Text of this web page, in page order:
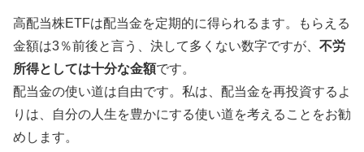
高配当株ETFは配当金を定期的に得られるます。もらえる
金額は3％前後と言う、決して多くない数字ですが、 不労
所得としては十分な金額です。
配当金の使い道は自由です。私は、配当金を再投資するよ
りは、自分の人生を豊かにする使い道を考えることをお勧
めします。